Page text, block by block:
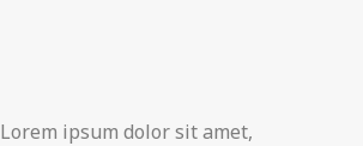
Lorem ipsum dolor sit amet,